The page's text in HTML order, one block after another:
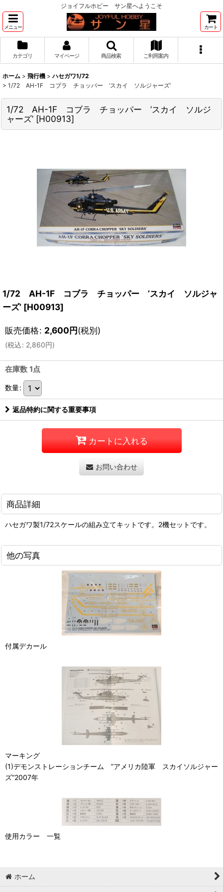
ジョイフルホビー サン星へようこそ
メニュー カート
カテゴリ マイページ 商品検索 ご利用案内
ホーム > 飛行機 > ハセガワ1/72
> 1/72 AH-1F コブラ チョッパー ’スカイ ソルジャーズ’
1/72 AH-1F コブラ チョッパー ’スカイ ソルジ
ャーズ’ [H00913]
1/72 AH-1F コブラ チョッパー ’スカイ ソルジャ
ーズ’ [H00913]
販売価格: 2,600円(税別)
(税込: 2,860円)
在庫数 1点
数量:
返品特約に関する重要事項
カートに入れる
お問い合わせ
商品詳細
ハセガワ製1/72スケールの組み立てキットです。2機セットです。
他の写真
付属デカール
マーキング
(1)デモンストレーションチーム ”アメリカ陸軍 スカイソルジャー
ズ”2007年
使用カラー 一覧
ホーム